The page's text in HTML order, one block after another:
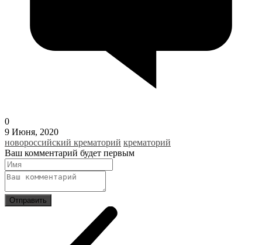
0
9 Июня, 2020
новороссийский крематорий крематорий
Ваш комментарий будет первым
Отправить